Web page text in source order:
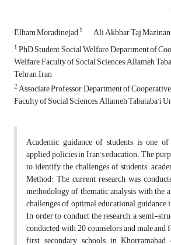
Elham Moradinejad1 Ali Akbbar Taj
1PhD Student, Social Welfare, Department of
Welfare, Faculty of Social Sciences, Allameh
Tehran, Iran
2Associate Professor, Department of
Faculty of Social Sciences, Allameh Tabataba’i
Academic guidance of students is one
applied policies in Iran's education. The
to identify the challenges of students'
Method: The current research was
methodology of thematic analysis with the
challenges of optimal educational
In order to conduct the research, a semi-
conducted with 20 counselors and male and
first secondary schools in